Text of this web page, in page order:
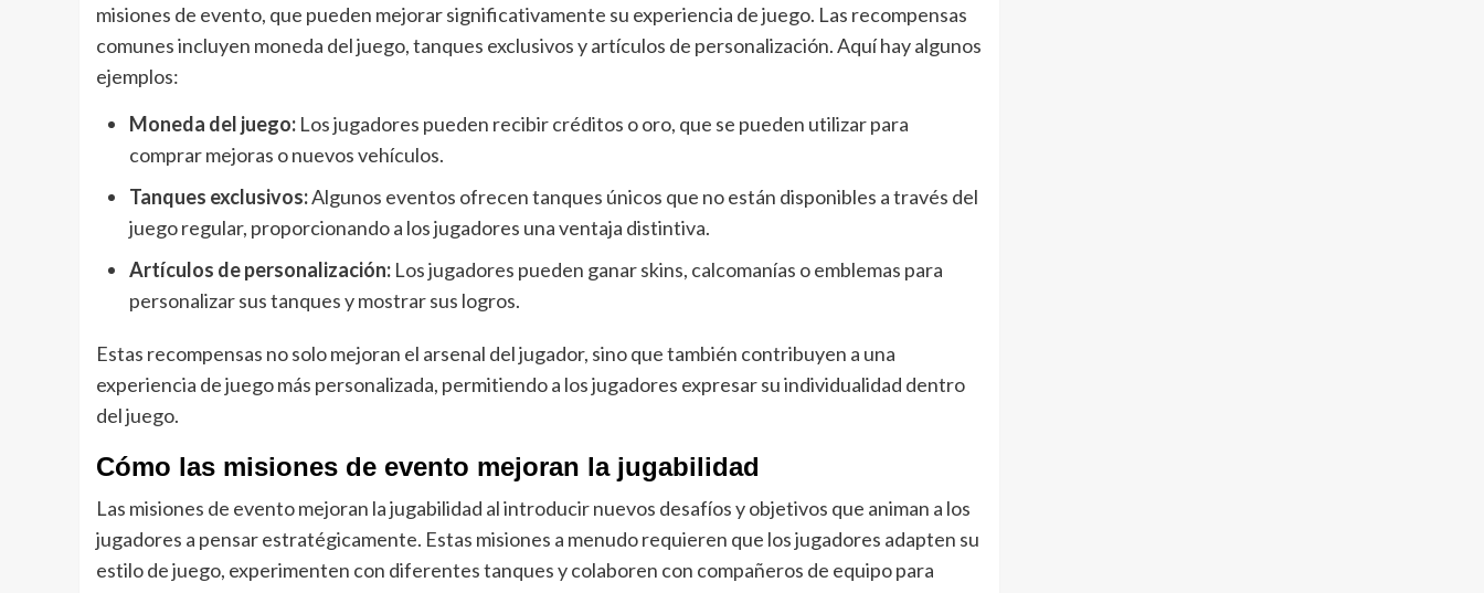
misiones de evento, que pueden mejorar significativamente su experiencia de juego. Las recompensas
comunes incluyen moneda del juego, tanques exclusivos y artículos de personalización. Aquí hay algunos
ejemplos:
Moneda del juego: Los jugadores pueden recibir créditos o oro, que se pueden utilizar para
comprar mejoras o nuevos vehículos.
Tanques exclusivos:Algunos eventos ofrecen tanques únicos que no están disponibles a través del
juego regular, proporcionando a los jugadores una ventaja distintiva.
Artículos de personalización: Los jugadores pueden ganar skins, calcomanías o emblemas para
personalizar sus tanques y mostrar sus logros.
Estas recompensas no solo mejoran el arsenal del jugador, sino que también contribuyen a una
experiencia de juego más personalizada, permitiendo a los jugadores expresar su individualidad dentro
del juego.
Cómo las misiones de evento mejoran la jugabilidad
Las misiones de evento mejoran la jugabilidad al introducir nuevos desafíos y objetivos que animan a los
jugadores a pensar estratégicamente. Estas misiones a menudo requieren que los jugadores adapten su
estilo de juego, experimenten con diferentes tanques y colaboren con compañeros de equipo para